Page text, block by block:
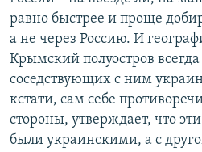
равно быстрее и проще
а не через Россию. И
Крымский полуостров
соседствующих с ним
кстати, сам себе
стороны, утверждает, что
были украинскими, а с